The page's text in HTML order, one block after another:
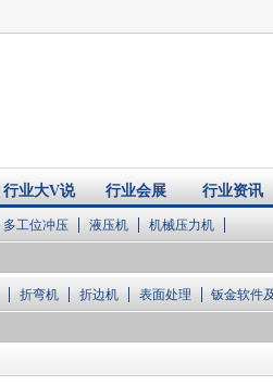
行业大V说 行业会展 行业资讯
多工位冲压 液压机 机械压力机
折弯机 折边机 表面处理 钣金软件